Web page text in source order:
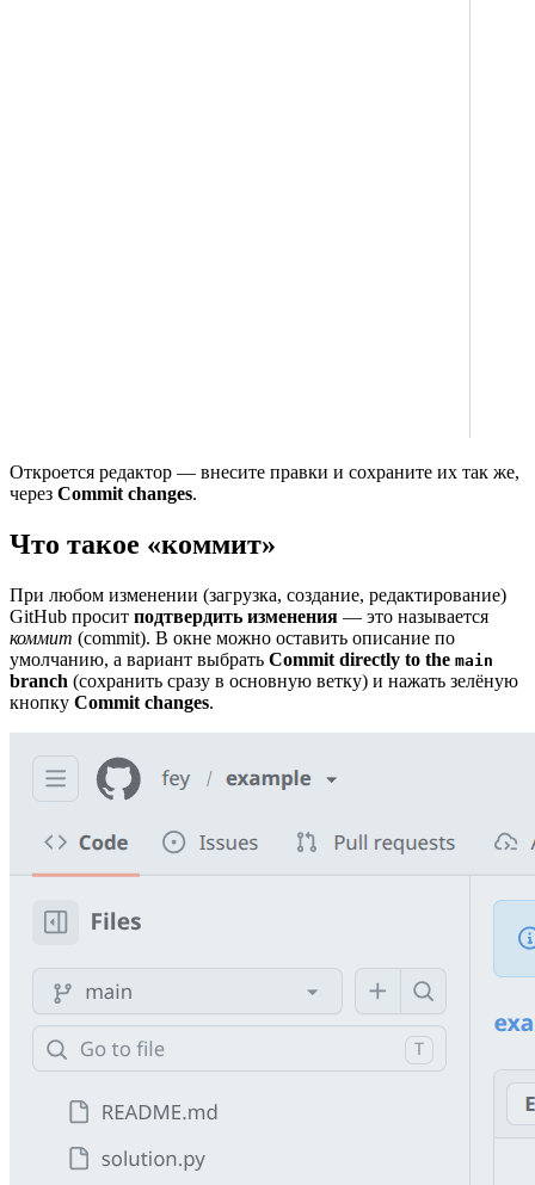
Откроется редактор — внесите правки и сохраните их так же,
через Commit changes.
Что такое «коммит»
При любом изменении (загрузка, создание, редактирование)
GitHub просит подтвердить изменения — это называется
коммит (commit). В окне можно оставить описание по
умолчанию, а вариант выбрать Commit directly to the main
branch (сохранить сразу в основную ветку) и нажать зелёную
кнопку Commit changes.